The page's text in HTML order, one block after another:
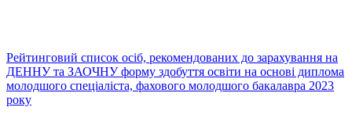
Рейтинговий список осіб, рекомендованих до зарахування на
ДЕННУ та ЗАОЧНУ форму здобуття освіти на основі диплома
молодшого спеціаліста, фахового молодшого бакалавра 2023
року